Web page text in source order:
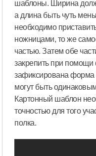
шаблоны. Ширина
а длина быть чуть
необходимо
ножницами, то же
частью. Затем обе
закрепить при помощи
зафиксирована форма
могут быть
Картонный шаблон
точностью для того
полка.